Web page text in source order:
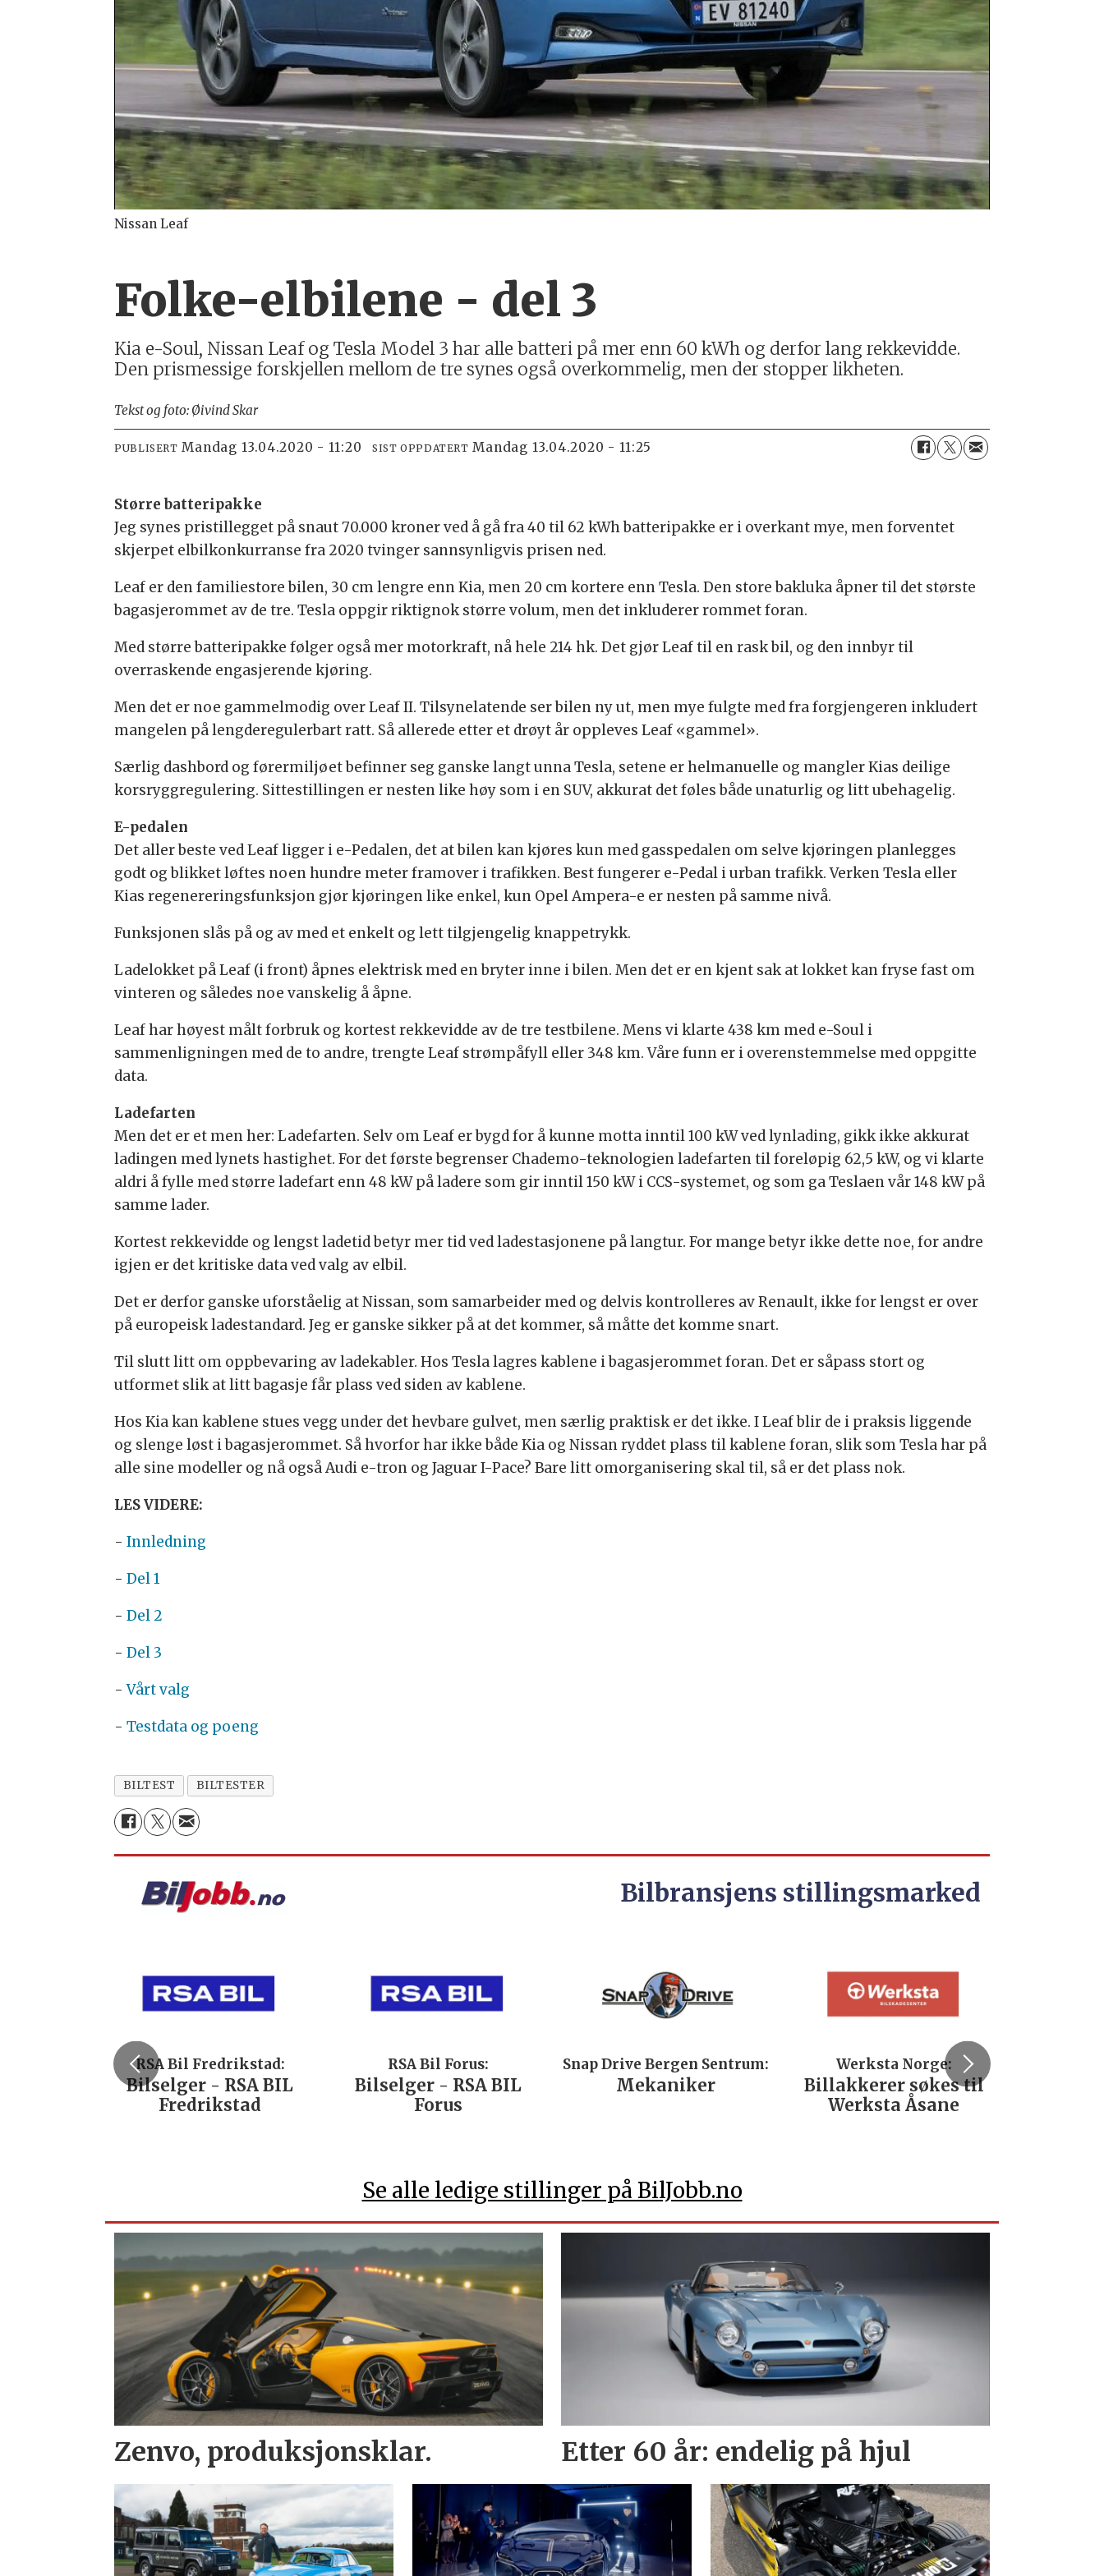
Nissan Leaf
Folke-elbilene - del 3
Kia e-Soul, Nissan Leaf og Tesla Model 3 har alle batteri på mer enn 60 kWh og derfor lang rekkevidde.
Den prismessige forskjellen mellom de tre synes også overkommelig, men der stopper likheten.
Tekst og foto: Øivind Skar
PUBLISERT mandag 13.04.2020 - 11:20 SIST OPPDATERT mandag 13.04.2020 - 11:25
Større batteripakke
Jeg synes pristillegget på snaut 70.000 kroner ved å gå fra 40 til 62 kWh batteripakke er i overkant mye, men forventet
skjerpet elbilkonkurranse fra 2020 tvinger sannsynligvis prisen ned.
Leaf er den familiestore bilen, 30 cm lengre enn Kia, men 20 cm kortere enn Tesla. Den store bakluka åpner til det største
bagasjerommet av de tre. Tesla oppgir riktignok større volum, men det inkluderer rommet foran.
Med større batteripakke følger også mer motorkraft, nå hele 214 hk. Det gjør Leaf til en rask bil, og den innbyr til
overraskende engasjerende kjøring.
Men det er noe gammelmodig over Leaf II. Tilsynelatende ser bilen ny ut, men mye fulgte med fra forgjengeren inkludert
mangelen på lengderegulerbart ratt. Så allerede etter et drøyt år oppleves Leaf «gammel».
Særlig dashbord og førermiljøet befinner seg ganske langt unna Tesla, setene er helmanuelle og mangler Kias deilige
korsryggregulering. Sittestillingen er nesten like høy som i en SUV, akkurat det føles både unaturlig og litt ubehagelig.
E-pedalen
Det aller beste ved Leaf ligger i e-Pedalen, det at bilen kan kjøres kun med gasspedalen om selve kjøringen planlegges
godt og blikket løftes noen hundre meter framover i trafikken. Best fungerer e-Pedal i urban trafikk. Verken Tesla eller
Kias regenereringsfunksjon gjør kjøringen like enkel, kun Opel Ampera-e er nesten på samme nivå.
Funksjonen slås på og av med et enkelt og lett tilgjengelig knappetrykk.
Ladelokket på Leaf (i front) åpnes elektrisk med en bryter inne i bilen. Men det er en kjent sak at lokket kan fryse fast om
vinteren og således noe vanskelig å åpne.
Leaf har høyest målt forbruk og kortest rekkevidde av de tre testbilene. Mens vi klarte 438 km med e-Soul i
sammenligningen med de to andre, trengte Leaf strømpåfyll eller 348 km. Våre funn er i overenstemmelse med oppgitte
data.
Ladefarten
Men det er et men her: Ladefarten. Selv om Leaf er bygd for å kunne motta inntil 100 kW ved lynlading, gikk ikke akkurat
ladingen med lynets hastighet. For det første begrenser Chademo-teknologien ladefarten til foreløpig 62,5 kW, og vi klarte
aldri å fylle med større ladefart enn 48 kW på ladere som gir inntil 150 kW i CCS-systemet, og som ga Teslaen vår 148 kW på
samme lader.
Kortest rekkevidde og lengst ladetid betyr mer tid ved ladestasjonene på langtur. For mange betyr ikke dette noe, for andre
igjen er det kritiske data ved valg av elbil.
Det er derfor ganske uforståelig at Nissan, som samarbeider med og delvis kontrolleres av Renault, ikke for lengst er over
på europeisk ladestandard. Jeg er ganske sikker på at det kommer, så måtte det komme snart.
Til slutt litt om oppbevaring av ladekabler. Hos Tesla lagres kablene i bagasjerommet foran. Det er såpass stort og
utformet slik at litt bagasje får plass ved siden av kablene.
Hos Kia kan kablene stues vegg under det hevbare gulvet, men særlig praktisk er det ikke. I Leaf blir de i praksis liggende
og slenge løst i bagasjerommet. Så hvorfor har ikke både Kia og Nissan ryddet plass til kablene foran, slik som Tesla har på
alle sine modeller og nå også Audi e-tron og Jaguar I-Pace? Bare litt omorganisering skal til, så er det plass nok.
LES VIDERE:
-Innledning
-Del 1
-Del 2
-Del 3
-Vårt valg
-Testdata og poeng
BILTEST BILTESTER
Bilbransjens stillingsmarked
RSA Bil Fredrikstad:
Bilselger - RSA BIL
Fredrikstad
RSA Bil Forus:
Bilselger - RSA BIL
Forus
Snap Drive Bergen Sentrum:
Mekaniker
Werksta Norge:
Billakkerer søkes til
Werksta Åsane
Se alle ledige stillinger på BilJobb.no
Zenvo, produksjonsklar. Etter 60 år: endelig på hjul